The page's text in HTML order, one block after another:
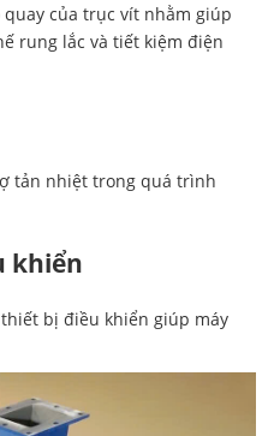
của trục vít nhằm giúp
rung lắc và tiết kiệm điện
tản nhiệt trong quá trình
khiển
bị điều khiển giúp máy